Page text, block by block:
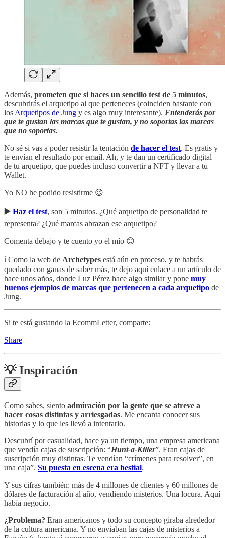
Además, prometen que si haces un sencillo test de 5 minutos,
descubrirás el arquetipo al que perteneces (coinciden bastante con
los Arquetipos de Jung y es algo muy interesante). Entenderás por
que te gustan las marcas que te gustan, y no soportas las marcas
que no soportas.
No sé si vas a poder resistir la tentación de hacer el test. Es gratis y
te envían el resultado por email. Ah, y te dan un certificado digital
de tu arquetipo, que puedes incluso convertir a NFT y llevar a tu
Wallet.
Yo NO he podido resistirme 😉
▶️ Haz el test, son 5 minutos. ¿Qué arquetipo de personalidad te
representa? ¿Qué marcas abrazan ese arquetipo?
Comenta debajo y te cuento yo el mío 😊
ℹ️ Como la web de Archetypes está aún en proceso, y te habrás
quedado con ganas de saber más, te dejo aquí enlace a un artículo de
hace unos años, donde Luz Pérez hace algo similar y pone muy
buenos ejemplos de marcas que pertenecen a cada arquetipo de
Jung.
Si te está gustando la EcommLetter, comparte:
Share
💡 Inspiración
Como sabes, siento admiración por la gente que se atreve a
hacer cosas distintas y arriesgadas. Me encanta conocer sus
historias y lo que les llevó a intentarlo.
Descubrí por casualidad, hace ya un tiempo, una empresa americana
que vendía cajas de suscripción: “Hunt-a-Killer”. Eran cajas de
suscripción muy distintas. Te vendían “crímenes para resolver”, en
una caja”. Su puesta en escena era bestial.
Y sus cifras también: más de 4 millones de clientes y 60 millones de
dólares de facturación al año, vendiendo misterios. Una locura. Aquí
había negocio.
¿Problema? Eran americanos y todo su concepto giraba alrededor
de la cultura americana. Y no enviaban las cajas de misterios a